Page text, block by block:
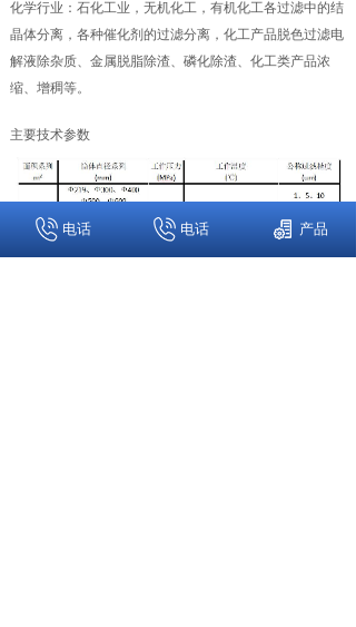
化学行业：石化工业，无机化工，有机化工各过滤中的结
晶体分离，各种催化剂的过滤分离，化工产品脱色过滤电
解液除杂质、金属脱脂除渣、磷化除渣、化工类产品浓
缩、增稠等。
主要技术参数
电话 电话 产品